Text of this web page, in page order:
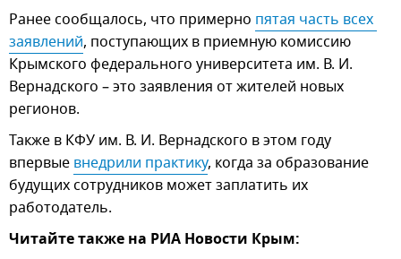
Ранее сообщалось, что примерно пятая часть всех
заявлений, поступающих в приемную комиссию
Крымского федерального университета им. В. И.
Вернадского – это заявления от жителей новых
регионов.
Также в КФУ им. В. И. Вернадского в этом году
впервые внедрили практику, когда за образование
будущих сотрудников может заплатить их
работодатель.
Читайте также на РИА Новости Крым: